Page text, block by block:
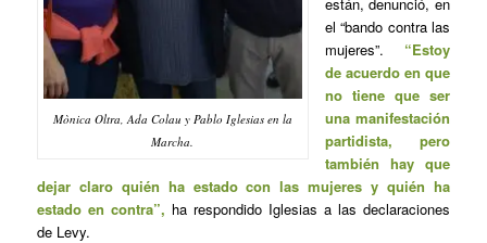
Mònica Oltra, Ada Colau y Pablo Iglesias en la
Marcha.
el “bando contra las
mujeres”. “Estoy
de acuerdo en que
no tiene que ser
una manifestación
partidista, pero
también hay que
dejar claro quién ha estado con las mujeres y quién ha
estado en contra”, ha respondido Iglesias a las declaraciones
de Levy.